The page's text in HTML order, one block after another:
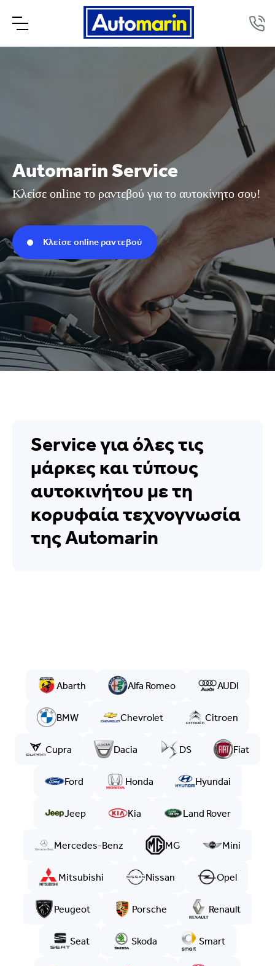
Automarin Service
Κλείσε online το ραντεβού για το αυτοκίνητο σου!
Κλείσε online ραντεβού
Service για όλες τις
μάρκες και τύπους
αυτοκινήτου με τη
κορυφαία τεχνογνωσία
της Automarin
Abarth Alfa Romeo AUDI
BMW Chevrolet Citroen
Cupra Dacia DS Fiat
Ford Honda Hyundai
Jeep Kia Land Rover
Mercedes-Benz MG Mini
Mitsubishi Nissan Opel
Peugeot Porsche Renault
Seat Skoda Smart